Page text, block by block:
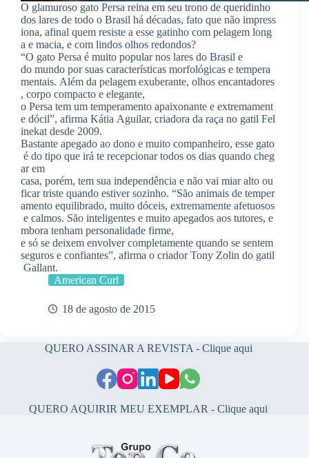
O glamuroso gato Persa reina em seu trono de queridinho
dos lares de todo o Brasil há décadas, fato que não impress
iona, afinal quem resiste a esse gatinho com pelagem long
a e macia, e com lindos olhos redondos?
“O gato Persa é muito popular nos lares do Brasil e
do mundo por suas características morfológicas e tempera
mentais. Além da pelagem exuberante, olhos encantadores
, corpo compacto e elegante,
o Persa tem um temperamento apaixonante e extremament
e dócil”, afirma Kátia Aguilar, criadora da raça no gatil Fel
inekat desde 2009.
Bastante apegado ao dono e muito companheiro, esse gato
é do tipo que irá te recepcionar todos os dias quando cheg
ar em
casa, porém, tem sua independência e não vai miar alto ou
ficar triste quando estiver sozinho. “São animais de temper
amento equilibrado, muito dóceis, extremamente afetuosos
e calmos. São inteligentes e muito apegados aos tutores, e
mbora tenham personalidade firme,
e só se deixem envolver completamente quando se sentem
seguros e confiantes”, afirma o criador Tony Zolin do gatil
Gallant.
American Curl
18 de agosto de 2015
QUERO ASSINAR A REVISTA - Clique aqui
QUERO AQUIRIR MEU EXEMPLAR - Clique aqui